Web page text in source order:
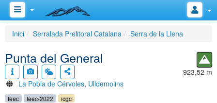
Inici Serralada Prelitoral Catalana Serra de la Llena
Punta del General
La Pobla de Cérvoles, Ulldemolins
923,52 m
feec feec-2022 icgc